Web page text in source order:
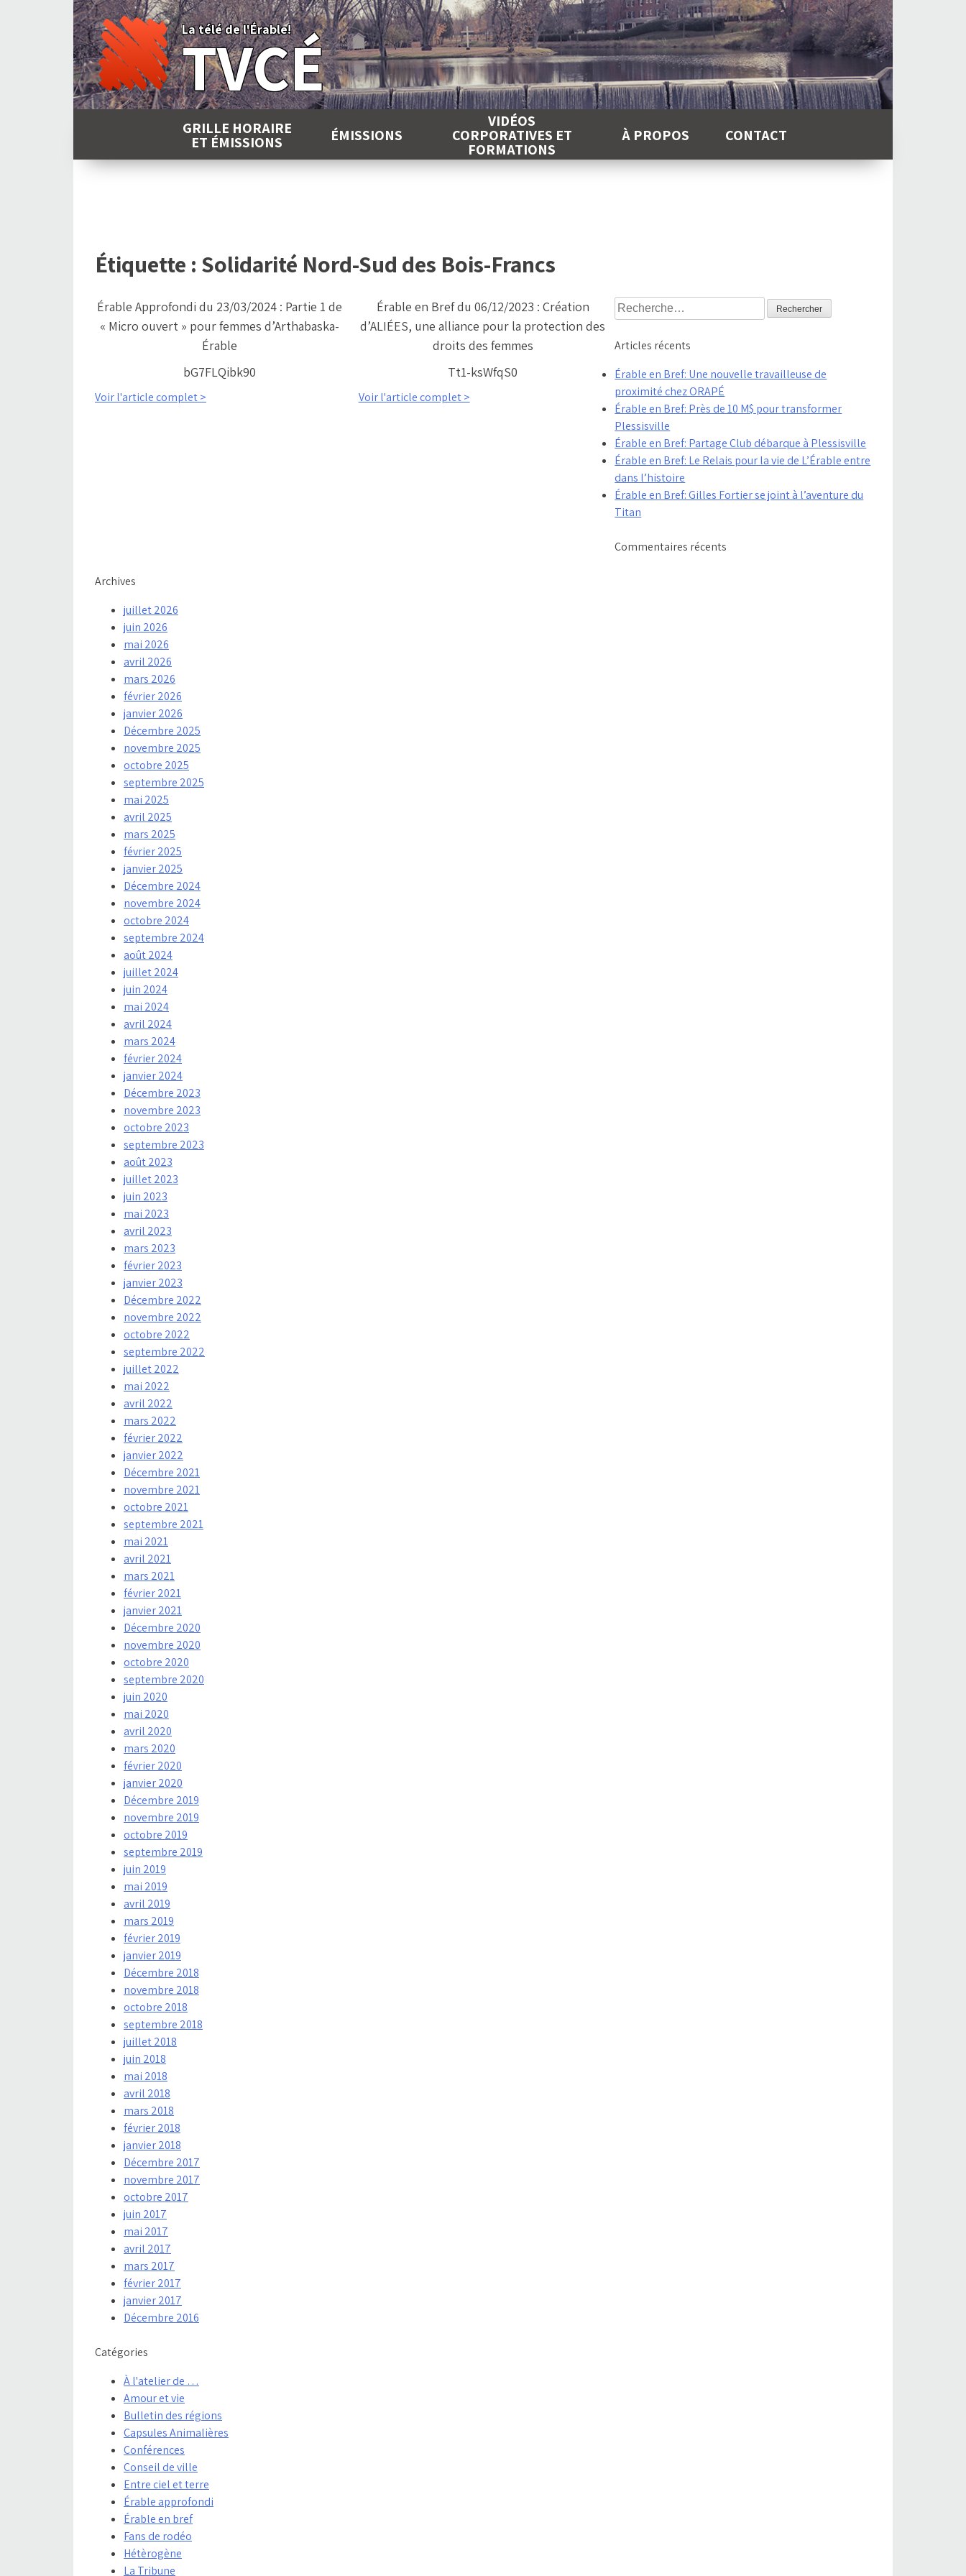
La télé de l'Érable!
TVCÉ
GRILLE HORAIRE
ET ÉMISSIONS ÉMISSIONS
VIDÉOS
CORPORATIVES ET
FORMATIONS
À PROPOS CONTACT
Étiquette : Solidarité Nord-Sud des Bois-Francs
Érable Approfondi du 23/03/2024 : Partie 1 de
« Micro ouvert » pour femmes d’Arthabaska-
Érable
bG7FLQibk90
Voir l'article complet >
Érable en Bref du 06/12/2023 : Création
d’ALIÉES, une alliance pour la protection des
droits des femmes
Tt1-ksWfqS0
Voir l'article complet >
Rechercher :
Articles récents
Érable en Bref: Une nouvelle travailleuse de
proximité chez ORAPÉ
Érable en Bref: Près de 10 M$ pour transformer
Plessisville
Érable en Bref: Partage Club débarque à Plessisville
Érable en Bref: Le Relais pour la vie de L’Érable entre
dans l’histoire
Érable en Bref: Gilles Fortier se joint à l’aventure du
Titan
Commentaires récents
Archives
juillet 2026
juin 2026
mai 2026
avril 2026
mars 2026
février 2026
janvier 2026
Décembre 2025
novembre 2025
octobre 2025
septembre 2025
mai 2025
avril 2025
mars 2025
février 2025
janvier 2025
Décembre 2024
novembre 2024
octobre 2024
septembre 2024
août 2024
juillet 2024
juin 2024
mai 2024
avril 2024
mars 2024
février 2024
janvier 2024
Décembre 2023
novembre 2023
octobre 2023
septembre 2023
août 2023
juillet 2023
juin 2023
mai 2023
avril 2023
mars 2023
février 2023
janvier 2023
Décembre 2022
novembre 2022
octobre 2022
septembre 2022
juillet 2022
mai 2022
avril 2022
mars 2022
février 2022
janvier 2022
Décembre 2021
novembre 2021
octobre 2021
septembre 2021
mai 2021
avril 2021
mars 2021
février 2021
janvier 2021
Décembre 2020
novembre 2020
octobre 2020
septembre 2020
juin 2020
mai 2020
avril 2020
mars 2020
février 2020
janvier 2020
Décembre 2019
novembre 2019
octobre 2019
septembre 2019
juin 2019
mai 2019
avril 2019
mars 2019
février 2019
janvier 2019
Décembre 2018
novembre 2018
octobre 2018
septembre 2018
juillet 2018
juin 2018
mai 2018
avril 2018
mars 2018
février 2018
janvier 2018
Décembre 2017
novembre 2017
octobre 2017
juin 2017
mai 2017
avril 2017
mars 2017
février 2017
janvier 2017
Décembre 2016
Catégories
À l'atelier de …
Amour et vie
Bulletin des régions
Capsules Animalières
Conférences
Conseil de ville
Entre ciel et terre
Érable approfondi
Érable en bref
Fans de rodéo
Hétèrogène
La Tribune